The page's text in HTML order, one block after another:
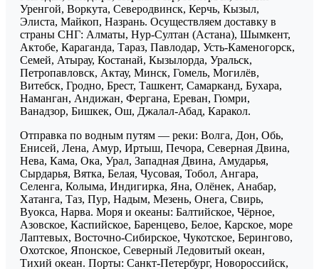
Уренгой, Воркута, Северодвинск, Керчь, Кызыл,
Элиста, Майкоп, Назрань. Осуществляем доставку в
страны СНГ: Алматы, Нур-Султан (Астана), Шымкент,
Актобе, Караганда, Тараз, Павлодар, Усть-Каменогорск,
Семей, Атырау, Костанай, Кызылорда, Уральск,
Петропавловск, Актау, Минск, Гомель, Могилёв,
Витебск, Гродно, Брест, Ташкент, Самарканд, Бухара,
Наманган, Андижан, Фергана, Ереван, Гюмри,
Ванадзор, Бишкек, Ош, Джалал-Абад, Каракол.
Отправка по водным путям — реки: Волга, Дон, Обь,
Енисей, Лена, Амур, Иртыш, Печора, Северная Двина,
Нева, Кама, Ока, Урал, Западная Двина, Амударья,
Сырдарья, Вятка, Белая, Чусовая, Тобол, Ангара,
Селенга, Колыма, Индигирка, Яна, Олёнек, Анабар,
Хатанга, Таз, Пур, Надым, Мезень, Онега, Свирь,
Вуокса, Нарва. Моря и океаны: Балтийское, Чёрное,
Азовское, Каспийское, Баренцево, Белое, Карское, море
Лаптевых, Восточно-Сибирское, Чукотское, Берингово,
Охотское, Японское, Северный Ледовитый океан,
Тихий океан. Порты: Санкт-Петербург, Новороссийск,